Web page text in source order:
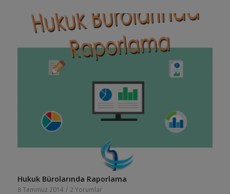
Hukuk Bürolarında Raporlama
8 Temmuz 2014 / 2 Yorumlar